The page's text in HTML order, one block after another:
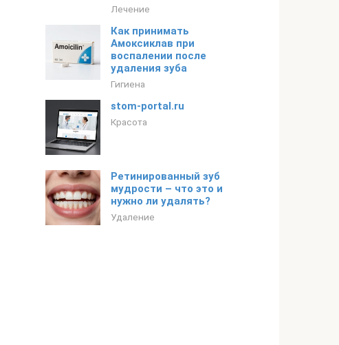
Лечение
Как принимать
Амоксиклав при
воспалении после
удаления зуба
Гигиена
stom-portal.ru
Красота
Ретинированный зуб
мудрости – что это и
нужно ли удалять?
Удаление